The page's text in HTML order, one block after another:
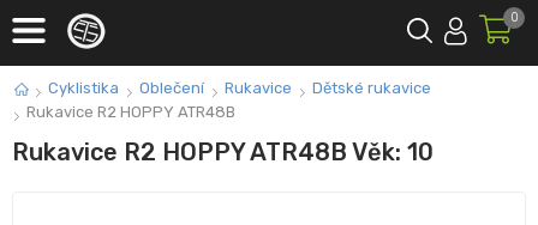
0
Cyklistika Oblečení Rukavice
Dětské rukavice
Rukavice R2 HOPPY ATR48B
Rukavice R2 HOPPY ATR48B Věk: 10